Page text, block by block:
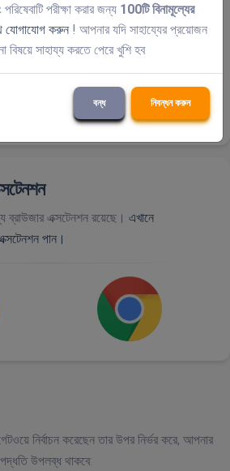
এক্সটেনশন রয়েছে। এখানে
পান।
নির্বাচন করেছেন তার উপর নির্ভর করে, আপনার
পদ্ধতি উপলব্ধ থাকবে:
পরীক্ষা করার জন্য 100টি বিনামূল্যের
যোগাযোগ করুন ! আপনার যদি সাহায্যের প্রয়োজন
সাহায্য করতে পেরে খুশি হব
বন্ধ নিবন্ধন করুন